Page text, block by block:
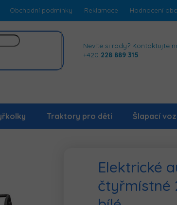
Obchodní podmínky Reklamace Hodnocení
Nevíte si rady? Kontaktujte
+420 228 889 315
Traktory pro děti Šlapací
Elektrické
čtyřmístné